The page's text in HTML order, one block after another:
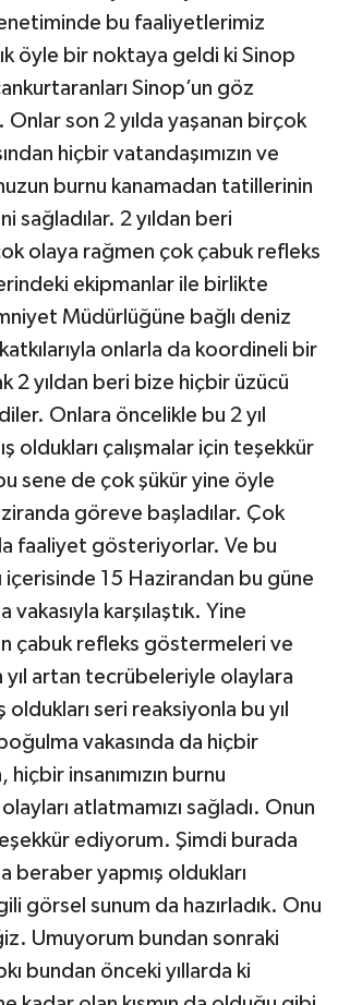
bu faaliyetlerimiz
öyle bir noktaya geldi ki Sinop
Sinop’un göz
son 2 yılda yaşanan birçok
hiçbir vatandaşımızın ve
burnu kanamadan tatillerinin
sağladılar. 2 yıldan beri
olaya rağmen çok çabuk refleks
ekipmanlar ile birlikte
Müdürlüğüne bağlı deniz
onlarla da koordineli bir
2 yıldan beri bize hiçbir üzücü
Onlara öncelikle bu 2 yıl
oldukları çalışmalar için teşekkür
sene de çok şükür yine öyle
göreve başladılar. Çok
faaliyet gösteriyorlar. Ve bu
içerisinde 15 Hazirandan bu güne
karşılaştık. Yine
çabuk refleks göstermeleri ve
yıl artan tecrübeleriyle olaylara
oldukları seri reaksiyonla bu yıl
vakasında da hiçbir
hiçbir insanımızın burnu
atlatmamızı sağladı. Onun
ediyorum. Şimdi burada
beraber yapmış oldukları
görsel sunum da hazırladık. Onu
Umuyorum bundan sonraki
bundan önceki yıllarda ki